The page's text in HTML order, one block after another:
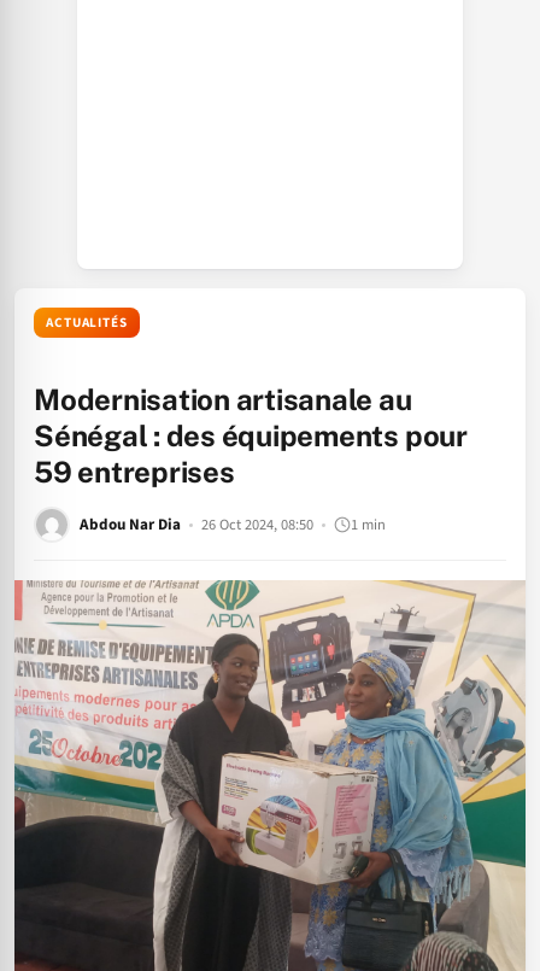
ACTUALITÉS
Modernisation artisanale au
Sénégal : des équipements pour
59 entreprises
Abdou Nar Dia 26 Oct 2024, 08:50 1 min